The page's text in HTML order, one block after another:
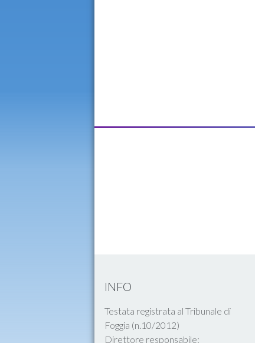
INFO
Testata registrata al Tribunale di
Foggia (n.10/2012)
Direttore responsabile: